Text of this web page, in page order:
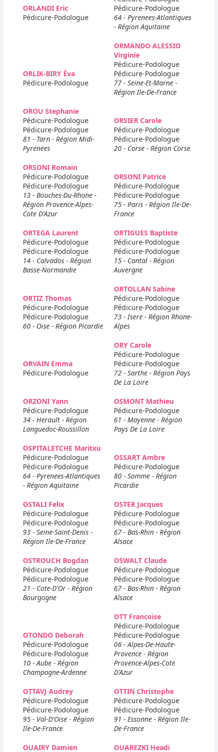
ORLANDI Eric
Pédicure-Podologue
Pédicure-Podologue
64 - Pyrenees-Atlantiques
- Région Aquitaine
ORLIK-BIRY Éva
Pédicure-Podologue
ORMANDO ALESSIO
Virginie
Pédicure-Podologue
Pédicure-Podologue
77 - Seine-Et-Marne -
Région Ile-De-France
OROU Stephanie
Pédicure-Podologue
Pédicure-Podologue
81 - Tarn - Région Midi-
Pyrenees
ORSIER Carole
Pédicure-Podologue
Pédicure-Podologue
20 - Corse - Région Corse
ORSONI Romain
Pédicure-Podologue
Pédicure-Podologue
13 - Bouches-Du-Rhone -
Région Provence-Alpes-
Cote D'Azur
ORSONI Patrice
Pédicure-Podologue
Pédicure-Podologue
75 - Paris - Région Ile-De-
France
ORTEGA Laurent
Pédicure-Podologue
Pédicure-Podologue
14 - Calvados - Région
Basse-Normandie
ORTIGUES Baptiste
Pédicure-Podologue
Pédicure-Podologue
15 - Cantal - Région
Auvergne
ORTIZ Thomas
Pédicure-Podologue
Pédicure-Podologue
60 - Oise - Région Picardie
ORTOLLAN Sabine
Pédicure-Podologue
Pédicure-Podologue
73 - Isere - Région Rhone-
Alpes
ORVAIN Emma
Pédicure-Podologue
ORY Carole
Pédicure-Podologue
Pédicure-Podologue
72 - Sarthe - Région Pays
De La Loire
ORZONI Yann
Pédicure-Podologue
34 - Herault - Région
Languedoc-Roussillon
OSMONT Mathieu
Pédicure-Podologue
61 - Mayenne - Région
Pays De La Loire
OSPITALETCHE Maritxu
Pédicure-Podologue
Pédicure-Podologue
64 - Pyrenees-Atlantiques
- Région Aquitaine
OSSART Ambre
Pédicure-Podologue
80 - Somme - Région
Picardie
OSTALI Felix
Pédicure-Podologue
Pédicure-Podologue
93 - Seine-Saint-Denis -
Région Ile-De-France
OSTER Jacques
Pédicure-Podologue
Pédicure-Podologue
67 - Bas-Rhin - Région
Alsace
OSTROUCH Bogdan
Pédicure-Podologue
Pédicure-Podologue
21 - Cote-D'Or - Région
Bourgogne
OSWALT Claude
Pédicure-Podologue
Pédicure-Podologue
67 - Bas-Rhin - Région
Alsace
OTONDO Deborah
Pédicure-Podologue
Pédicure-Podologue
10 - Aube - Région
Champagne-Ardenne
OTT Francoise
Pédicure-Podologue
Pédicure-Podologue
06 - Alpes-De-Haute-
Provence - Région
Provence-Alpes-Cote
D'Azur
OTTAVJ Audrey
Pédicure-Podologue
Pédicure-Podologue
95 - Val-D'Oise - Région
Ile-De-France
OTTIN Christophe
Pédicure-Podologue
Pédicure-Podologue
91 - Essonne - Région Ile-
De-France
OUAIRY Damien OUAREZKI Headi